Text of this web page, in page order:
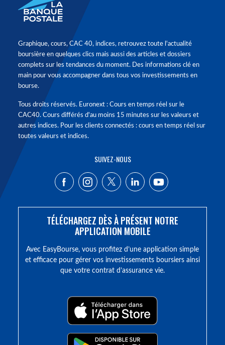
Graphique, cours, CAC 40, indices, retrouvez toute l'actualité
boursière en quelques clics mais aussi des articles et dossiers
complets sur les tendances du moment. Des informations clé en
main pour vous accompagner dans tous vos investissements en
bourse.
Tous droits réservés. Euronext : Cours en temps réel sur le
CAC40. Cours différés d'au moins 15 minutes sur les valeurs et
autres indices. Pour les clients connectés : cours en temps réel sur
toutes valeurs et indices.
SUIVEZ-NOUS
TÉLÉCHARGEZ DÈS À PRÉSENT NOTRE
APPLICATION MOBILE
Avec EasyBourse, vous profitez d’une application simple
et efficace pour gérer vos investissements boursiers ainsi
que votre contrat d’assurance vie.